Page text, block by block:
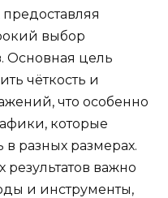
выбор
Основная цель
чёткость и
что особенно
которые
разных размерах.
важно
и инструменты,